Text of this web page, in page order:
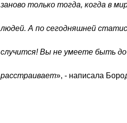
заново только тогда, когда в
людей. А по сегодняшней
случится! Вы не умеете быть
расстраивает», - написала